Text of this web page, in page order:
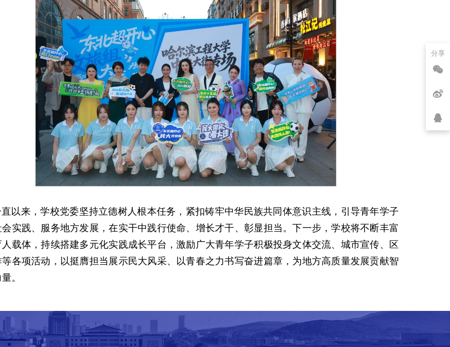
以来，学校党委坚持立德树人根本任务，紧扣铸牢中华民族共同体意识主线，引导青年学子
实践、服务地方发展，在实干中践行使命、增长才干、彰显担当。下一步，学校将不断丰富
载体，持续搭建多元化实践成长平台，激励广大青年学子积极投身文体交流、城市宣传、区
各项活动，以挺膺担当展示民大风采、以青春之力书写奋进篇章，为地方高质量发展贡献智
。
分享